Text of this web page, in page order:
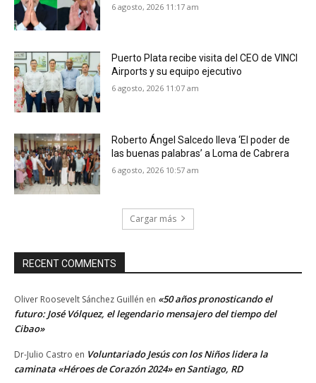
6 agosto, 2026 11:17 am
Puerto Plata recibe visita del CEO de VINCI
Airports y su equipo ejecutivo
6 agosto, 2026 11:07 am
Roberto Ángel Salcedo lleva ‘El poder de
las buenas palabras’ a Loma de Cabrera
6 agosto, 2026 10:57 am
Cargar más
RECENT COMMENTS
Oliver Roosevelt Sánchez Guillén en «50 años pronosticando el
futuro: José Vólquez, el legendario mensajero del tiempo del
Cibao»
Dr-Julio Castro en Voluntariado Jesús con los Niños lidera la
caminata «Héroes de Corazón 2024» en Santiago, RD